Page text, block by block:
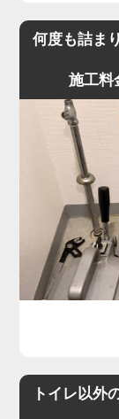
り使用できる
作業後は、嘔
水で分けなが
を便器に落と
たことで水位
相談がありま
現場に到着し
の、便器内部
かっており、
まりの状態。
こうしたケー
水型トイレは
形物などが奥
今回は便器内
は取り出しが
作業で対処し
便器を慎重に
プラスチック
異物を取り除
再度便器を設
何度も詰ま
施工料
すというご相
現場で便器の
トイレ以外